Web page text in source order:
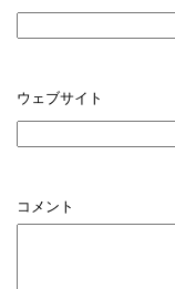
ウェブサイト
コメント